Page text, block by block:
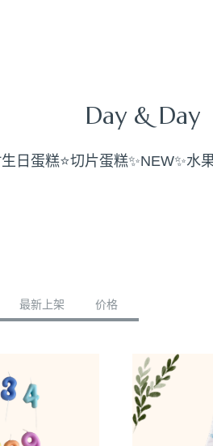
Day & Day
生日蛋糕⭐️切片蛋糕✨NEW✨水
最新上架 价格